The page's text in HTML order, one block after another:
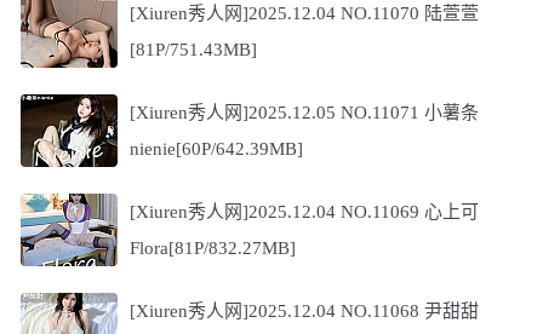
[Xiuren秀人网]2025.12.04 NO.11070 陆萱萱
[81P/751.43MB]
[Xiuren秀人网]2025.12.05 NO.11071 小薯条
nienie[60P/642.39MB]
[Xiuren秀人网]2025.12.04 NO.11069 心上可
Flora[81P/832.27MB]
[Xiuren秀人网]2025.12.04 NO.11068 尹甜甜